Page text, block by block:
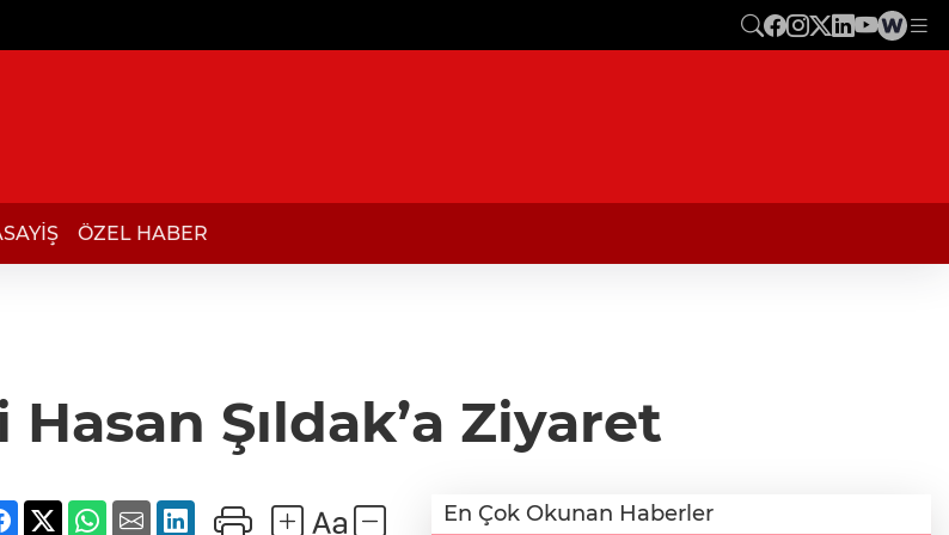
ÖZEL HABER
Hasan Şıldak’a Ziyaret
En Çok Okunan Haberler